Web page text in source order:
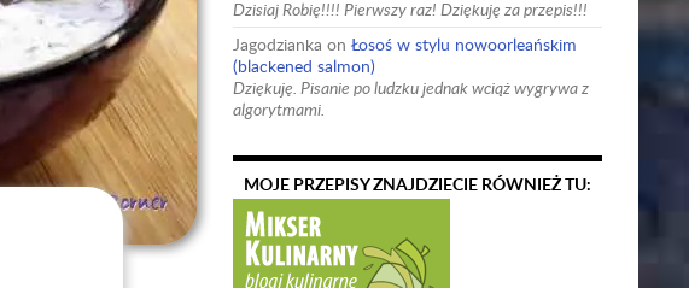
Dzisiaj Robię!!!! Pierwszy raz! Dziękuję za przepis!!!
Jagodzianka on Łosoś w stylu nowoorleańskim
(blackened salmon)
Dziękuję. Pisanie po ludzku jednak wciąż wygrywa z
algorytmami.
MOJE PRZEPISY ZNAJDZIECIE RÓWNIEŻ TU: